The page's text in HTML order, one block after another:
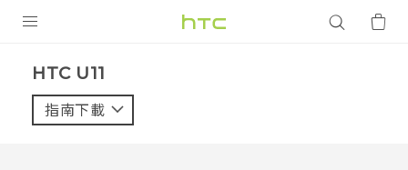
VIVE
HTC U11‎
指南下載